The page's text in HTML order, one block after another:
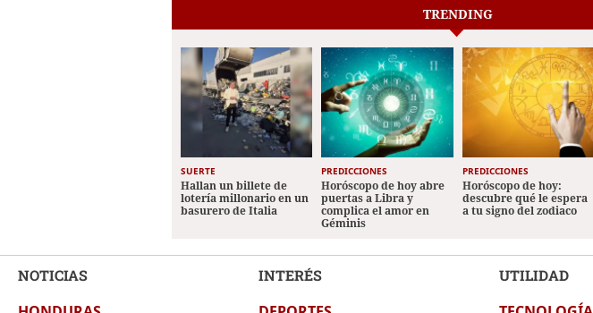
TRENDING
SUERTE
Hallan un billete de
lotería millonario en un
basurero de Italia
PREDICCIONES
Horóscopo de hoy abre
puertas a Libra y
complica el amor en
Géminis
PREDICCIONES
Horóscopo de hoy:
descubre qué le espera
a tu signo del zodiaco
NOTICIAS INTERÉS UTILIDAD